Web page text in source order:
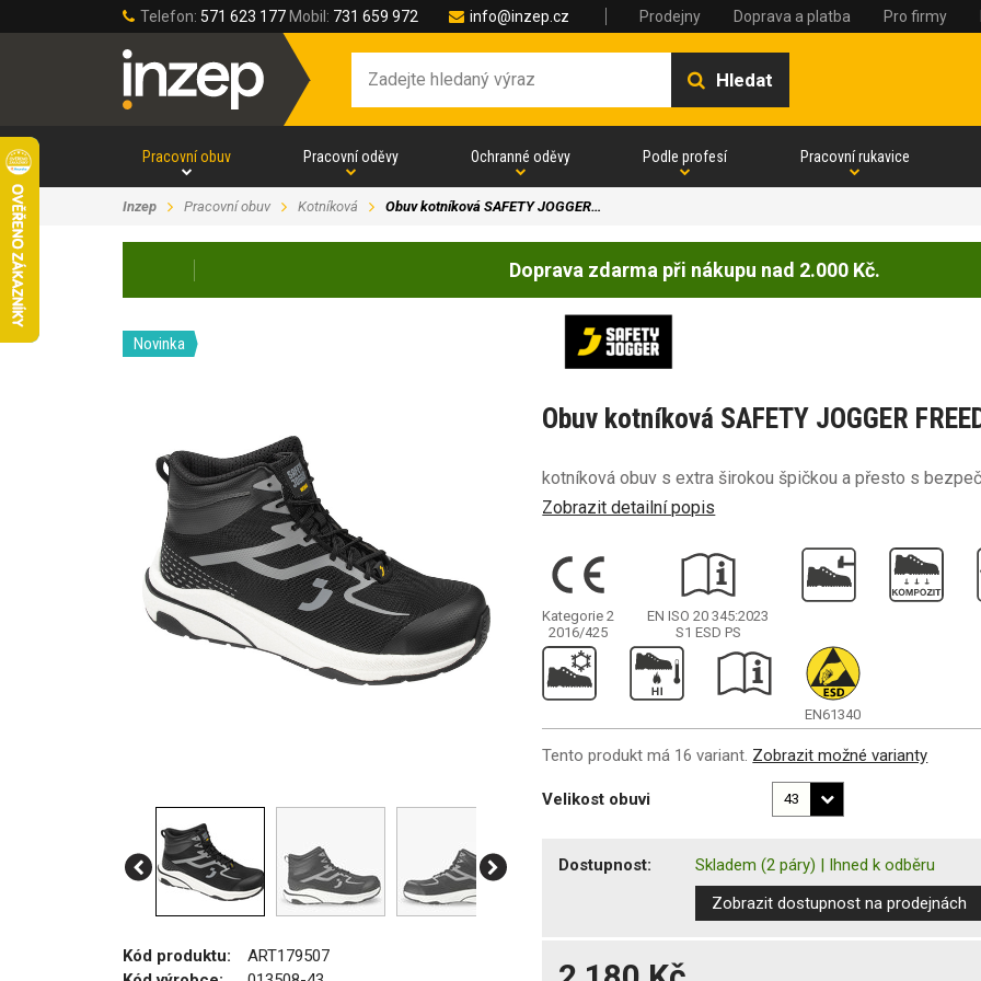
Telefon: 571 623 177 Mobil: 731 659 972 info@inzep.cz Prodejny Doprava a platba Pro firmy
Hledat
Pracovní obuv Pracovní oděvy Ochranné oděvy Podle profesí Pracovní rukavice
Inzep Pracovní obuv Kotníková Obuv kotníková SAFETY JOGGER…
Doprava zdarma při nákupu nad 2.000 Kč.
Novinka
Kód produktu:
ART179507
Obuv kotníková SAFETY JOGGER
kotníková obuv s extra širokou špičkou a přesto s
Zobrazit detailní popis
Kategorie 2
2016/425
EN ISO 20 345:2023
S1 ESD PS
EN61340
Tento produkt má 16 variant. Zobrazit možné varianty
Velikost obuvi
Dostupnost: Skladem (2 páry) | Ihned k odběru
Zobrazit dostupnost na prodejnách